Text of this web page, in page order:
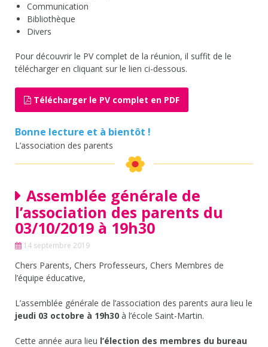
Communication
Bibliothèque
Divers
Pour découvrir le PV complet de la réunion, il suffit de le
télécharger en cliquant sur le lien ci-dessous.
Télécharger le PV complet en PDF
Bonne lecture et à bientôt !
L’association des parents
Assemblée générale de
l’association des parents du
03/10/2019 à 19h30
14 septembre 2019
Chers Parents, Chers Professeurs, Chers Membres de
l’équipe éducative,
L’assemblée générale de l’association des parents aura lieu le
jeudi 03 octobre à 19h30 à l’école Saint-Martin.
Cette année aura lieu l’élection des membres du bureau